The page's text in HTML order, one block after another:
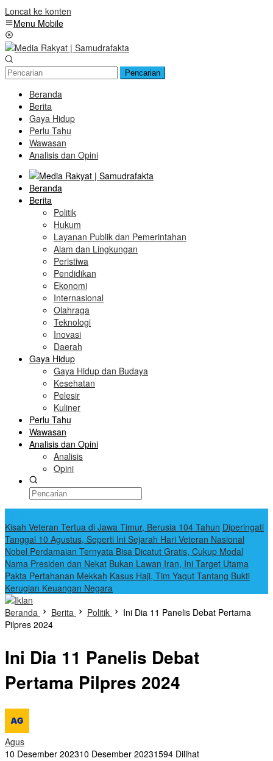
Loncat ke konten
Menu Mobile
Pencarian
Beranda
Berita
Gaya Hidup
Perlu Tahu
Wawasan
Analisis dan Opini
Beranda
Berita
Politik
Hukum
Layanan Publik dan Pemerintahan
Alam dan Lingkungan
Peristiwa
Pendidikan
Ekonomi
Internasional
Olahraga
Teknologi
Inovasi
Daerah
Gaya Hidup
Gaya Hidup dan Budaya
Kesehatan
Pelesir
Kuliner
Perlu Tahu
Wawasan
Analisis dan Opini
Analisis
Opini
Kisah Veteran Tertua di Jawa Timur, Berusia 104 Tahun Diperingati
Tanggal 10 Agustus, Seperti Ini Sejarah Hari Veteran Nasional
Nobel Perdamaian Ternyata Bisa Dicatut Gratis, Cukup Modal
Nama Presiden dan Nekat Bukan Lawan Iran, Ini Target Utama
Pakta Pertahanan Mekkah Kasus Haji, Tim Yaqut Tantang Bukti
Kerugian Keuangan Negara
Beranda
Berita Politik
Ini Dia 11 Panelis Debat Pertama
Pilpres 2024
Ini Dia 11 Panelis Debat
Pertama Pilpres 2024
Agus
10 Desember 202310 Desember 20231594 Dilihat